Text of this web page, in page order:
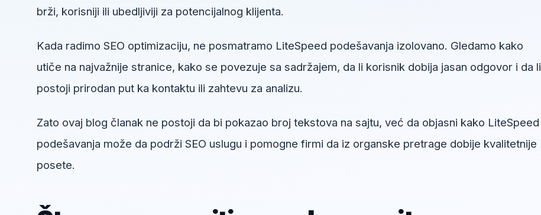
brži, korisniji ili ubedljiviji za potencijalnog klijenta.
Kada radimo SEO optimizaciju, ne posmatramo LiteSpeed podešavanja izolovano. Gledamo kako
utiče na najvažnije stranice, kako se povezuje sa sadržajem, da li korisnik dobija jasan odgovor i da li
postoji prirodan put ka kontaktu ili zahtevu za analizu.
Zato ovaj blog članak ne postoji da bi pokazao broj tekstova na sajtu, već da objasni kako LiteSpeed
podešavanja može da podrži SEO uslugu i pomogne firmi da iz organske pretrage dobije kvalitetnije
posete.